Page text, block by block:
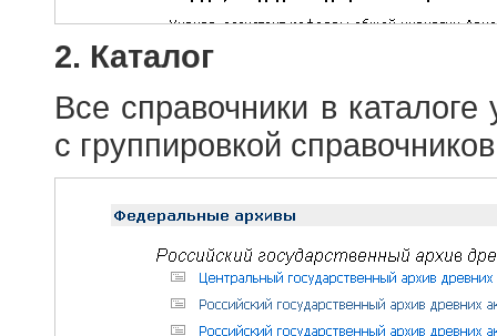
2. Каталог
Все справочники в
с группировкой